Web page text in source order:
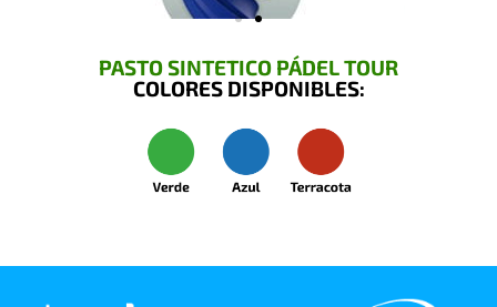
PASTO SINTETICO PÁDEL TOUR
COLORES DISPONIBLES: